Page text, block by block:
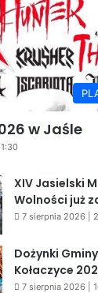
w Jaśle
XIV Jasielski
Wolności już
7 sierpnia 2026 |
Dożynki Gminy
Kołaczyce
7 sierpnia 2026 |